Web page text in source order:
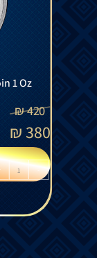
1 Oz
420
₪
380
₪
-